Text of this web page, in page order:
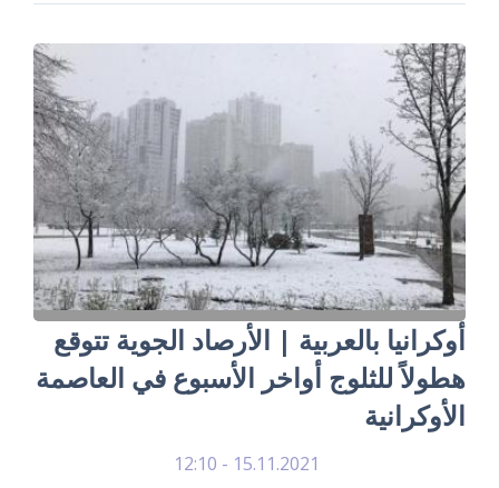
أوكرانيا بالعربية | الأرصاد الجوية تتوقع
هطولاً للثلوج أواخر الأسبوع في العاصمة
الأوكرانية
15.11.2021 - 12:10